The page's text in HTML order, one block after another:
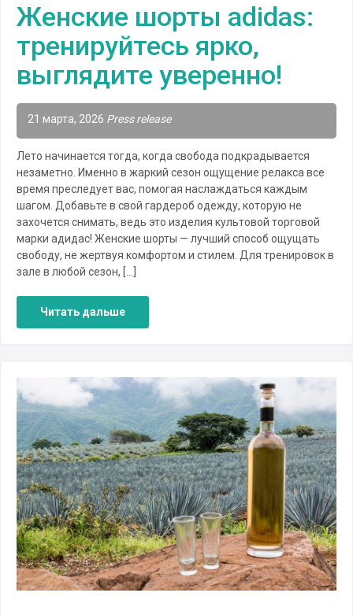
Женские шорты adidas:
тренируйтесь ярко,
выглядите уверенно!
21 марта, 2026 Press release
Лето начинается тогда, когда свобода подкрадывается
незаметно. Именно в жаркий сезон ощущение релакса все
время преследует вас, помогая наслаждаться каждым
шагом. Добавьте в свой гардероб одежду, которую не
захочется снимать, ведь это изделия культовой торговой
марки адидас! Женские шорты — лучший способ ощущать
свободу, не жертвуя комфортом и стилем. Для тренировок в
зале в любой сезон, […]
Читать дальше